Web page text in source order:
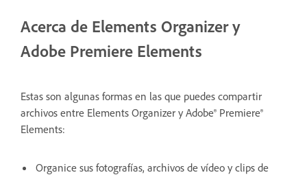
Acerca de Elements Organizer y
Adobe Premiere Elements
Estas son algunas formas en las que puedes compartir
archivos entre Elements Organizer y Adobe® Premiere®
Elements:
Organice sus fotografías, archivos de vídeo y clips de